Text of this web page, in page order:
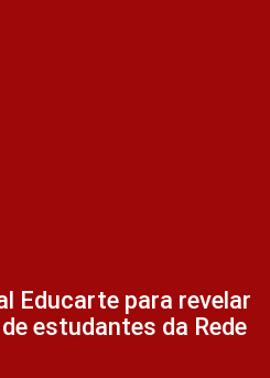
Educarte para revelar
estudantes da Rede